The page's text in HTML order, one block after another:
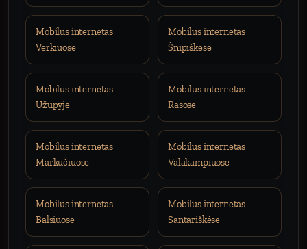
Mobilus internetas
Verkiuose
Mobilus internetas
Šnipiškėse
Mobilus internetas
Užupyje
Mobilus internetas
Rasose
Mobilus internetas
Markučiuose
Mobilus internetas
Valakampiuose
Mobilus internetas
Balsiuose
Mobilus internetas
Santariškėse